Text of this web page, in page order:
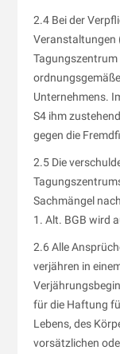
2.4 Bei der
Veranstaltungen
Tagungszentrum
Unternehmens.
S4 ihm
gegen die
2.5 Die
Sachmängel
1. Alt. BGB wird
2.6 Alle
verjähren in
für die Haftung
Lebens, des
vorsätzlichen